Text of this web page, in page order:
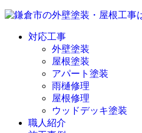
対応工事
外壁塗装
屋根塗装
アパート塗装
雨樋修理
屋根修理
ウッドデッキ塗装
職人紹介